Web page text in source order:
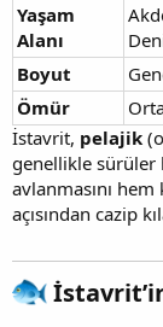
Yaşam
Alanı
Boyut
Ömür
İstavrit, pelajik
genellikle sürüler
avlanmasını hem
açısından cazip